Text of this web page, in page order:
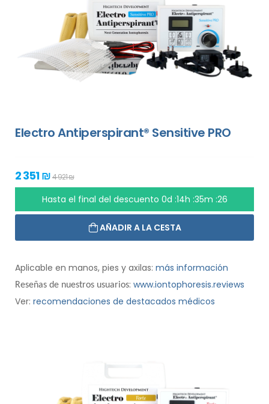
Electro Antiperspirant® Sensitive PRO
2 351 ₪4 921 ₪
Hasta el final del descuento 0d :14h :35m :26
AÑADIR A LA CESTA
Aplicable en manos, pies y axilas: más información
Reseñas de nuestros usuarios: www.iontophoresis.reviews
Ver: recomendaciones de destacados médicos